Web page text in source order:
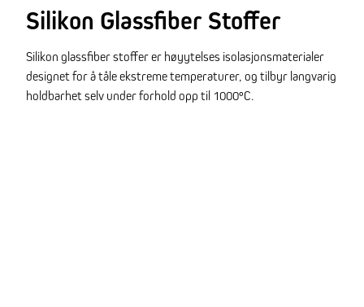
Silikon Glassfiber Stoffer
Silikon glassfiber stoffer er høyytelses isolasjonsmaterialer
designet for å tåle ekstreme temperaturer, og tilbyr langvarig
holdbarhet selv under forhold opp til 1000°C.